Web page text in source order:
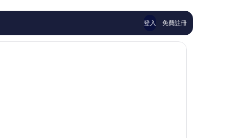
評
評
論
登入 免費註冊